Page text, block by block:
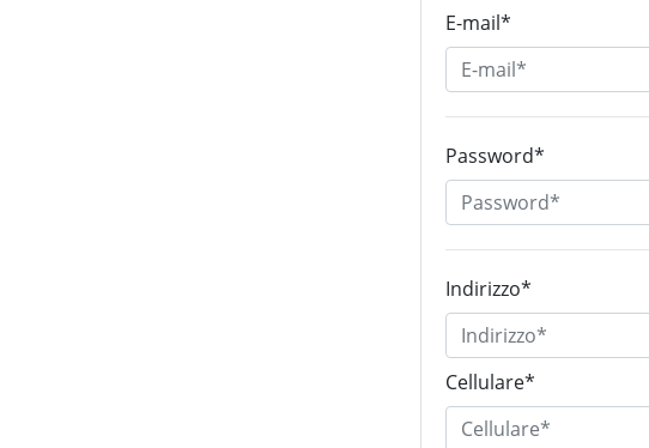
E-mail*
Password*
Indirizzo*
Cellulare*